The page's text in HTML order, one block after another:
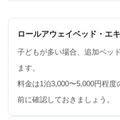
ロールアウェイベッド・エ
子どもが多い場合、追加ベッ
ます。
料金は1泊3,000〜5,000円程
前に確認しておきましょう。